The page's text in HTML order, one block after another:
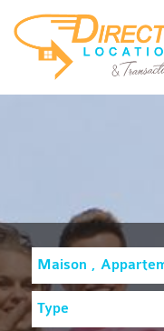
Maison ,
Type